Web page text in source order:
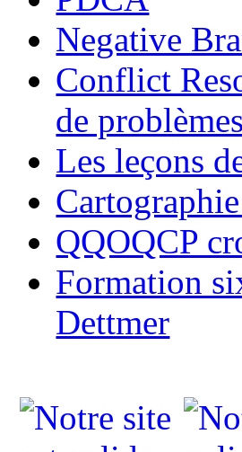
Negative
Conflict
de problèmes
Les leçons
QQOQCP
Formation
Dettmer